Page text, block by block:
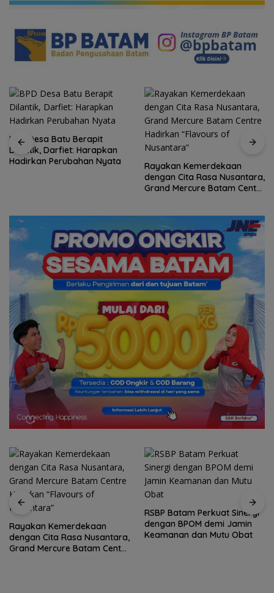
BPD Desa Batu Berapit
Dilantik, Darfiet: Harapkan
Hadirkan Perubahan Nyata
Rayakan Kemerdekaan
dengan Cita Rasa Nusantara,
Grand Mercure Batam Centre
Rayakan Kemerdekaan
dengan Cita Rasa Nusantara,
Grand Mercure Batam Centre
RSBP Batam Perkuat Sinergi
dengan BPOM demi Jamin
Keamanan dan Mutu Obat